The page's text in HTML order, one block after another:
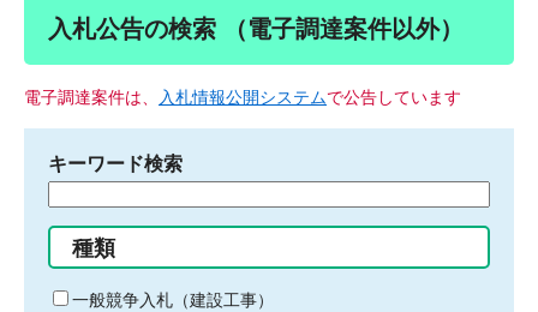
入札公告の検索 （電子調達案件以外）
電子調達案件は、 入札情報公開システムで公告しています
キーワード検索
る
キ
種類
一般競争入札（建設工事）